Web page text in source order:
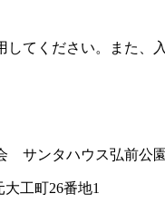
してください。また、
サンタハウス弘前公園
工町26番地1